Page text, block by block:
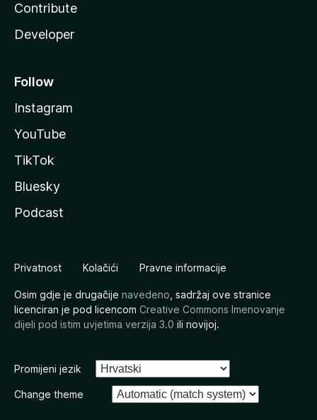
Contribute
Developer
Follow
Instagram
YouTube
TikTok
Bluesky
Podcast
Privatnost Kolačići Pravne informacije
Osim gdje je drugačije navedeno , sadržaj ove stranice
licenciran je pod licencom Creative Commons Imenovanje
dijeli pod istim uvjetima verzija 3.0 ili novijoj.
Promijeni jezik
Change theme